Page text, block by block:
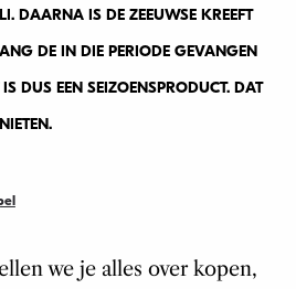
DAARNA IS DE ZEEUWSE KREEFT
DE IN DIE PERIODE GEVANGEN
DUS EEN SEIZOENSPRODUCT. DAT
we je alles over kopen,